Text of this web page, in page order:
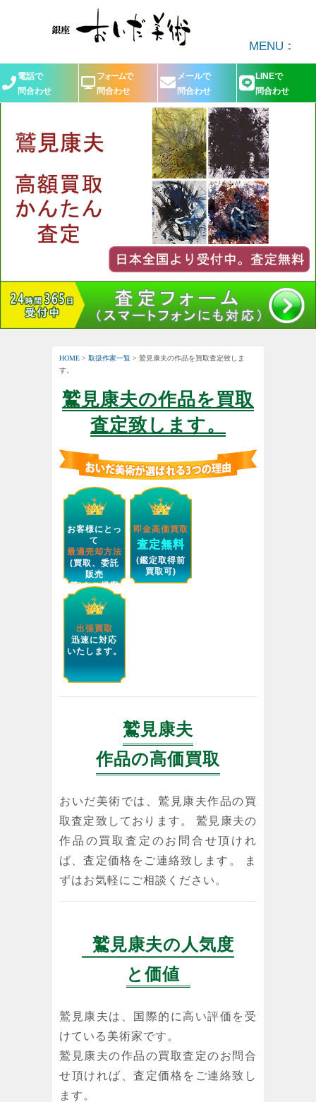
MENU
電話で
問合わせ
フォームで
問合わせ
メールで
問合わせ
LINEで
問合わせ
HOME > 取扱作家一覧 > 鷲見康夫の作品を買取査定致しま
す。
鷲見康夫の作品を買取
査定致します。
お客様にとっ
て
最適売却方法
(買取、委託
販売
等)をご提案
します。
即金高価買取
査定無料
(鑑定取得前
買取可)
出張買取
迅速に対応
いたします。
鷲見康夫
作品の高価買取
おいだ美術では、鷲見康夫作品の買
取査定致しております。 鷲見康夫の
作品の買取査定のお問合せ頂けれ
ば、査定価格をご連絡致します。 ま
ずはお気軽にご相談ください。
鷲見康夫の人気度
と価値
鷲見康夫は、国際的に高い評価を受
けている美術家です。
鷲見康夫の作品の買取査定のお問合
せ頂ければ、査定価格をご連絡致し
ます。